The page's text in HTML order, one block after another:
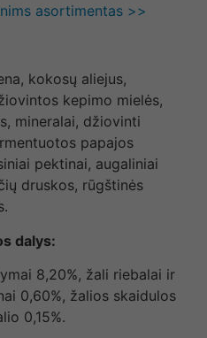
asortimentas >>
kokosų aliejus,
kepimo mielės,
mineralai, džiovinti
papajos
pektinai, augaliniai
druskos, rūgštinės
dalys:
8,20%, žali riebalai ir
0,60%, žalios skaidulos
0,15%.